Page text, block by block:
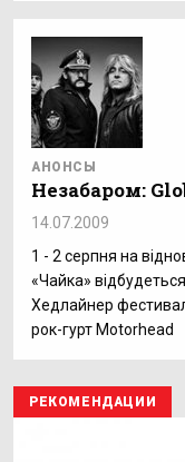
АНОНСЫ
Незабаром:
14.07.2009
1 - 2 серпня на
«Чайка»
Хедлайнер
рок-гурт Motorhead
РЕКОМЕНДАЦИИ